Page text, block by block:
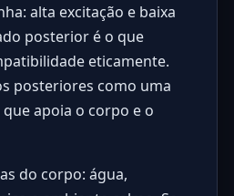
alta excitação e baixa
posterior é o que
eticamente.
posteriores como uma
apoia o corpo e o
do corpo: água,